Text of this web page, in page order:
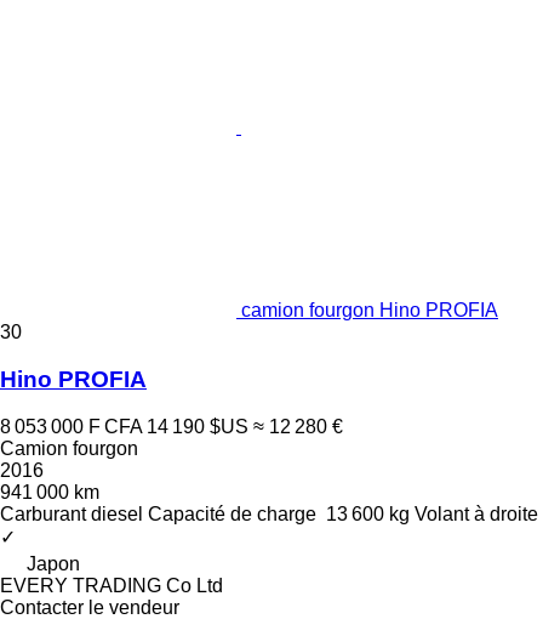
camion fourgon Hino PROFIA
30
Hino PROFIA
8 053 000 F CFA 14 190 $US ≈ 12 280 €
Camion fourgon
2016
941 000 km
Carburant diesel Capacité de charge 13 600 kg Volant à droite
✓
Japon
EVERY TRADING Co Ltd
Contacter le vendeur